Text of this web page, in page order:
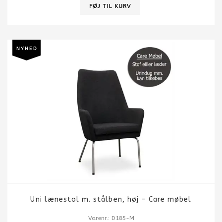
Uni lænestol m. stålben, høj - Care møbel
Varenr.: D185-M